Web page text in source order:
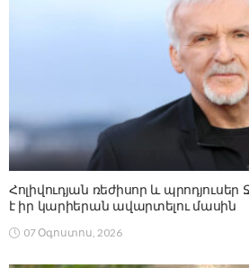
Հոլիվուդյան ռեժիսոր և պրոդյուսեր
է իր կարիերան ավարտելու մասին
07 Օգոստոս, 2026